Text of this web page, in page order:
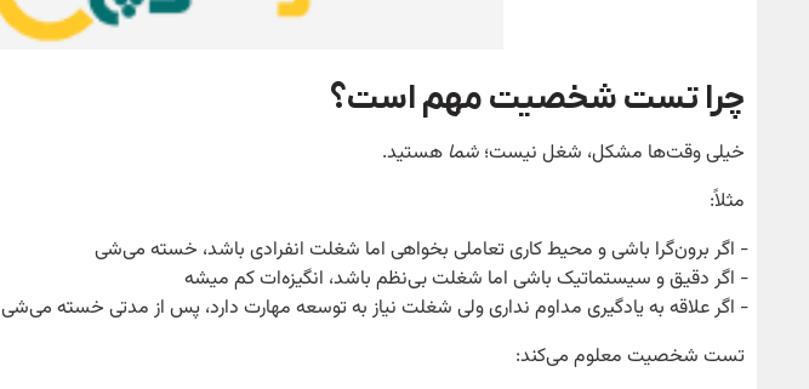
چرا تست شخصیت مهم است؟
خیلی وقت‌ها مشکل، شغل نیست؛شما هستید.
مثلاً:
‑ اگر برون‌گرا باشی و محیط کاری تعاملی بخواهی اما شغلت انفرادی باشد، خسته می‌شی
‑ اگر دقیق و سیستماتیک باشی اما شغلت بی‌نظم باشد، انگیزه‌ات کم میشه
‑ اگر علاقه به یادگیری مداوم نداری ولی شغلت نیاز به توسعه مهارت دارد، پس از مدتی خسته می‌شی
تست شخصیت معلوم می‌کند: